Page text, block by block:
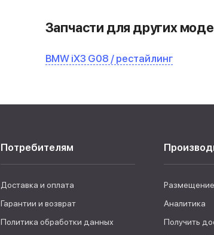
Запчасти для других
BMW iX3 G08 / рестайлинг
Потребителям
Доставка и оплата
Гарантии и возврат
Политика обработки данных
Аналитика
Получить